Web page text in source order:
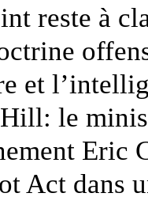
reste à
et
le
Eric
Act dans